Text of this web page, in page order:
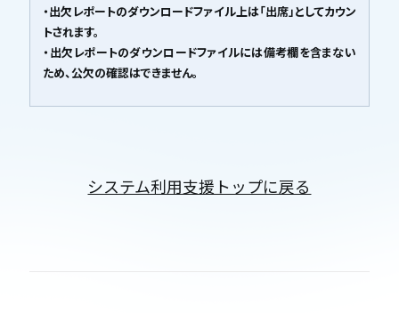
・出欠レポートのダウンロードファイル上は「出席」としてカウン
トされます。
・出欠レポートのダウンロードファイルには備考欄を含まない
ため、公欠の確認はできません。
システム利用支援トップに戻る